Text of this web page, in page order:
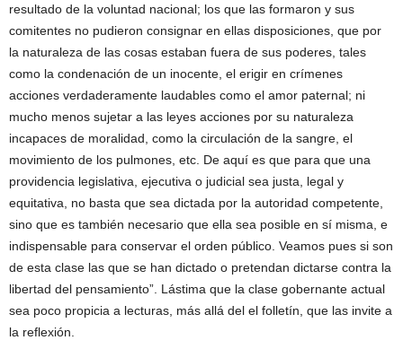
resultado de la voluntad nacional; los que las formaron y sus
comitentes no pudieron consignar en ellas disposiciones, que por
la naturaleza de las cosas estaban fuera de sus poderes, tales
como la condenación de un inocente, el erigir en crímenes
acciones verdaderamente laudables como el amor paternal; ni
mucho menos sujetar a las leyes acciones por su naturaleza
incapaces de moralidad, como la circulación de la sangre, el
movimiento de los pulmones, etc. De aquí es que para que una
providencia legislativa, ejecutiva o judicial sea justa, legal y
equitativa, no basta que sea dictada por la autoridad competente,
sino que es también necesario que ella sea posible en sí misma, e
indispensable para conservar el orden público. Veamos pues si son
de esta clase las que se han dictado o pretendan dictarse contra la
libertad del pensamiento”. Lástima que la clase gobernante actual
sea poco propicia a lecturas, más allá del el folletín, que las invite a
la reflexión.